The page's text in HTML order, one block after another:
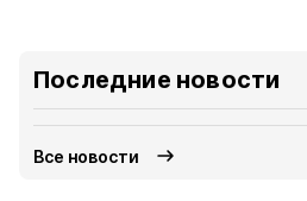
Последние новости
Все новости